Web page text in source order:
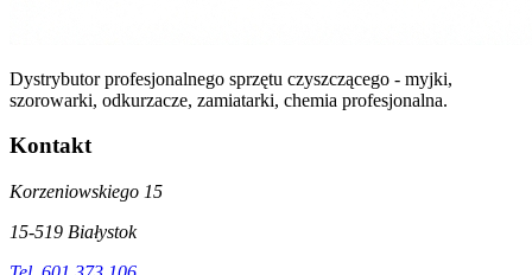
Dystrybutor profesjonalnego sprzętu czyszczącego - myjki,
szorowarki, odkurzacze, zamiatarki, chemia profesjonalna.
Kontakt
Korzeniowskiego 15
15-519 Białystok